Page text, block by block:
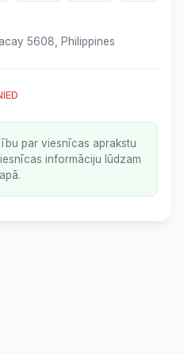
5608, Philippines
par viesnīcas aprakstu
informāciju lūdzam